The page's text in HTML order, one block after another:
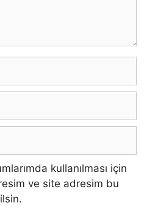
kullanılması için
ve site adresim bu